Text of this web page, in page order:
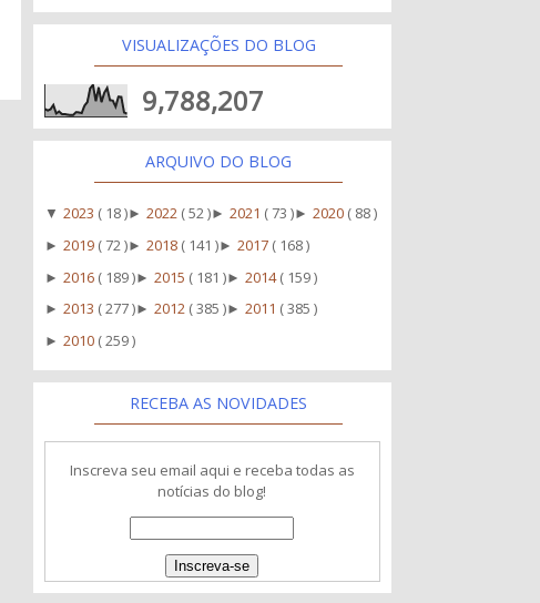
VISUALIZAÇÕES DO BLOG
9,788,207
ARQUIVO DO BLOG
▼2023 ( 18 )►2022 ( 52 )►2021 ( 73 )►2020 ( 88 )
►2019 ( 72 )►2018 ( 141 )►2017 ( 168 )
►2016 ( 189 )►2015 ( 181 )►2014( 159 )
►2013 ( 277 )►2012 ( 385 )►2011 ( 385 )
►2010 ( 259 )
RECEBA AS NOVIDADES
Inscreva seu email aqui e receba todas as
notícias do blog!